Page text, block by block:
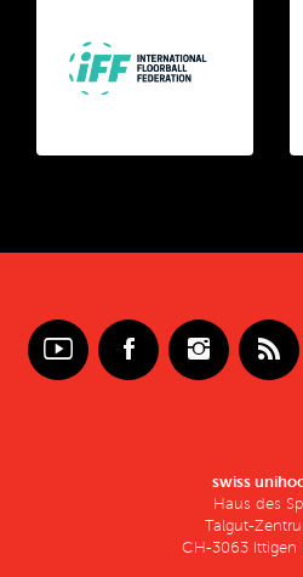
swiss
Haus des
Talgut-
CH-3063 Ittigen